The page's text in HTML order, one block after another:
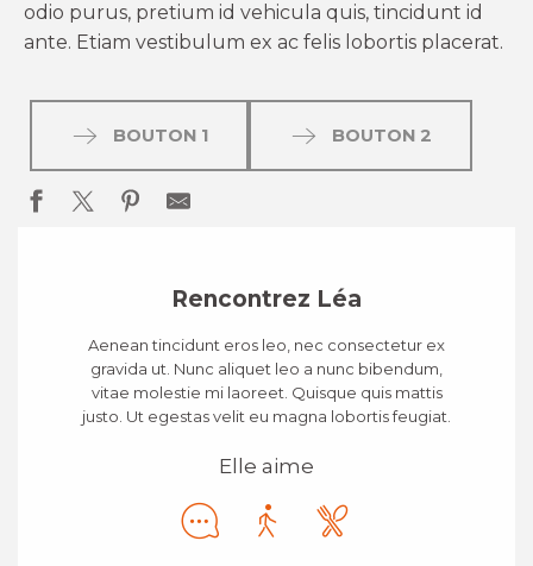
odio purus, pretium id vehicula quis, tincidunt id
ante. Etiam vestibulum ex ac felis lobortis placerat.
BOUTON 1 BOUTON 2
Rencontrez Léa
Aenean tincidunt eros leo, nec consectetur ex
gravida ut. Nunc aliquet leo a nunc bibendum,
vitae molestie mi laoreet. Quisque quis mattis
justo. Ut egestas velit eu magna lobortis feugiat.
Elle aime